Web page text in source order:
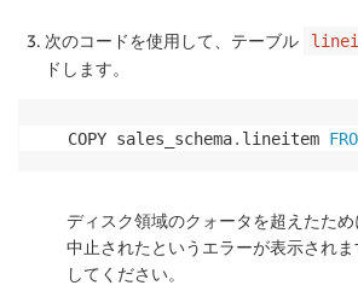
次のコードを使用して、テーブル
ドします。
COPY sales_schema. lineitem
ディスク領域のクォータを超えたた
中止されたというエラーが表示され
してください。